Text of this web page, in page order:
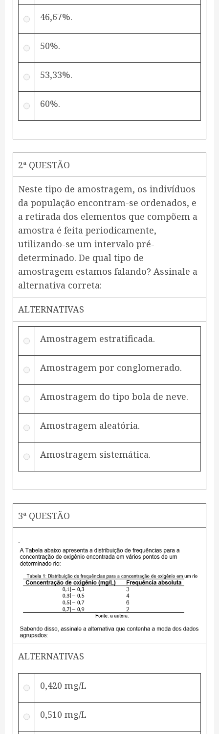
46,67%.
50%.
53,33%.
60%.
2ª QUESTÃO
Neste tipo de amostragem, os indivíduos
da população encontram-se ordenados, e
a retirada dos elementos que compõem a
amostra é feita periodicamente,
utilizando-se um intervalo pré-
determinado. De qual tipo de
amostragem estamos falando? Assinale a
alternativa correta:
ALTERNATIVAS
Amostragem estratificada.
Amostragem por conglomerado.
Amostragem do tipo bola de neve.
Amostragem aleatória.
Amostragem sistemática.
3ª QUESTÃO
.
ALTERNATIVAS
0,420 mg/L
0,510 mg/L